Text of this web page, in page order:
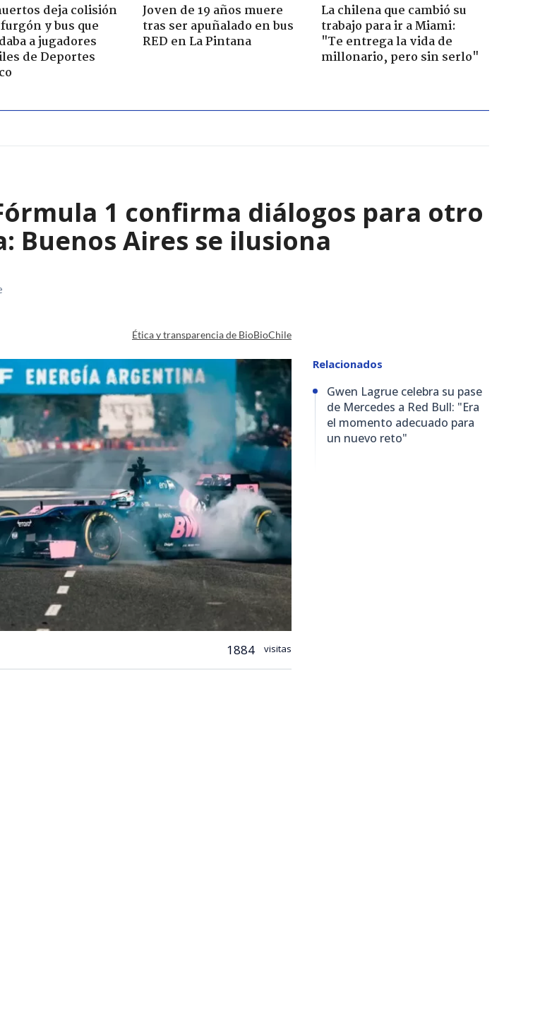
deja colisión
y bus que
a jugadores
de Deportes
Joven de 19 años muere
tras ser apuñalado en bus
RED en La Pintana
La chilena que cambió su
trabajo para ir a Miami:
"Te entrega la vida de
millonario, pero sin serlo"
1 confirma diálogos para otro
Buenos Aires se ilusiona
Ética y transparencia de BioBioChile
1884 visitas
Relacionados
Gwen Lagrue celebra su pase
de Mercedes a Red Bull: "Era
el momento adecuado para
un nuevo reto"